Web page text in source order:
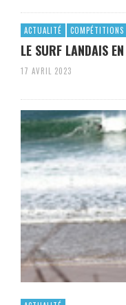
ACTUALITÉ COMPÉTITIONS
LE SURF LANDAIS
17 AVRIL 2023